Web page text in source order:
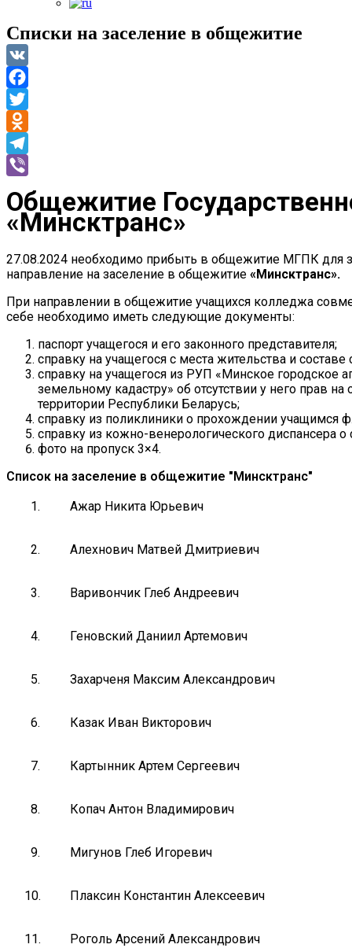
Списки на заселение в общежитие
VK
Facebook
Twitter
Odnoklassniki
Telegram
Общежитие
«Минсктранс»
27.08.2024 необходимо прибыть в общежитие МГПК для
направление на заселение в общежитие «Минсктранс».
При направлении в общежитие учащихся колледжа
себе необходимо иметь следующие документы:
паспорт учащегося и его законного представителя;
справку на учащегося с места жительства и составе
справку на учащегося из РУП «Минское городское
земельному кадастру» об отсутствии у него прав
территории Республики Беларусь;
справку из поликлиники о прохождении учащимся
справку из кожно-венерологического диспансера о
фото на пропуск 3×4.
Список на заселение в общежитие "Минсктранс"
1.
Ажар Никита Юрьевич
2. Алехнович Матвей Дмитриевич
3. Варивончик Глеб Андреевич
4. Геновский Даниил Артемович
5. Захарченя Максим Александрович
6. Казак Иван Викторович
7. Картынник Артем Сергеевич
8. Копач Антон Владимирович
9. Мигунов Глеб Игоревич
10. Плаксин Константин Алексеевич
11. Роголь Арсений Александрович